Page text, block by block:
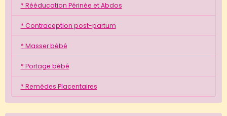
* Rééducation Périnée et Abdos
* Contraception post-partum
* Masser bébé
* Portage bébé
* Remèdes Placentaires